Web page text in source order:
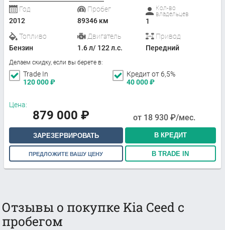
Год
2012
Пробег
89346 км
Кол-во
владельцев
1
Топливо
Бензин
Двигатель
1.6 л/ 122 л.с.
Привод
Передний
Делаем скидку, если вы берете в:
Trade In
120 000₽
Кредит от 6,5%
40 000₽
Цена:
879 000 ₽ от 18 930 ₽/мес.
ЗАРЕЗЕРВИРОВАТЬ В КРЕДИТ
ПРЕДЛОЖИТЕ ВАШУ ЦЕНУ В TRADE IN
Отзывы о покупке Kia Ceed с
пробегом